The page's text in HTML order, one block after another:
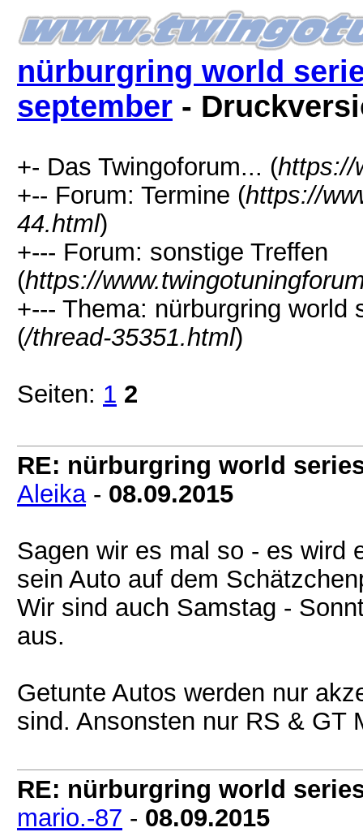
nürburgring world
september -
+- Das Twingoforum... (https://
+-- Forum: Termine (https://
44.html)
+--- Forum: sonstige Treffen
(https://
+--- Thema: nürburgring
(/thread-35351.html)
Seiten: 1 2
RE: nürburgring world
Aleika- 08.09.2015
Sagen wir es mal so - es wird
sein Auto auf dem
Wir sind auch Samstag -
aus.
Getunte Autos werden nur
sind. Ansonsten nur RS & GT
RE: nürburgring world
mario.-87 - 08.09.2015